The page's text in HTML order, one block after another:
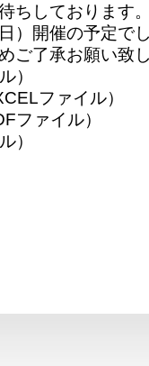
ちしております
）開催の予定で
ご了承お願い致
）
ファイル）
ファイル）
）